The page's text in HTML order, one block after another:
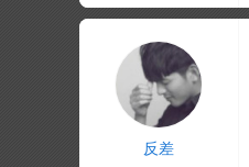
反差